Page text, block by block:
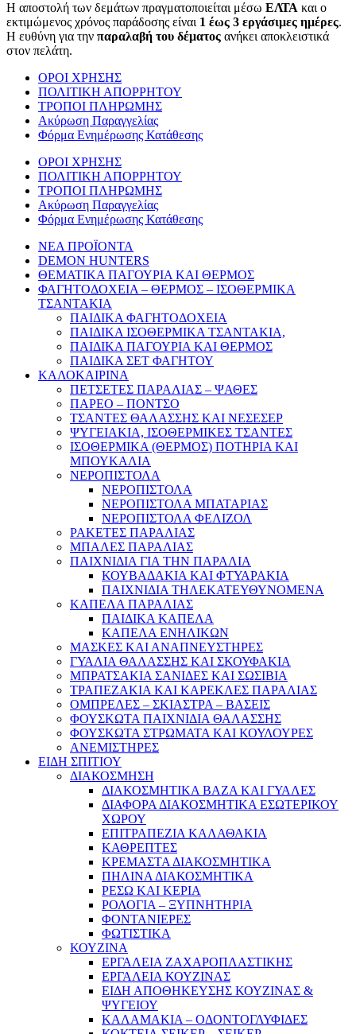
Η αποστολή των δεμάτων πραγματοποιείται μέσω ΕΛΤΑ και ο
εκτιμώμενος χρόνος παράδοσης είναι 1 έως 3 εργάσιμες ημέρες.
Η ευθύνη για την παραλαβή του δέματος ανήκει αποκλειστικά
στον πελάτη.
ΟΡΟΙ ΧΡΗΣΗΣ
ΠΟΛΙΤΙΚΗ ΑΠΟΡΡΗΤΟΥ
ΤΡΟΠΟΙ ΠΛΗΡΩΜΗΣ
Ακύρωση Παραγγελίας
Φόρμα Ενημέρωσης Κατάθεσης
ΟΡΟΙ ΧΡΗΣΗΣ
ΠΟΛΙΤΙΚΗ ΑΠΟΡΡΗΤΟΥ
ΤΡΟΠΟΙ ΠΛΗΡΩΜΗΣ
Ακύρωση Παραγγελίας
Φόρμα Ενημέρωσης Κατάθεσης
ΝΕΑ ΠΡΟΪΟΝΤΑ
DEMON HUNTERS
ΘΕΜΑΤΙΚΑ ΠΑΓΟΥΡΙΑ ΚΑΙ ΘΕΡΜΟΣ
ΦΑΓΗΤΟΔΟΧΕΙΑ – ΘΕΡΜΟΣ – ΙΣΟΘΕΡΜΙΚΑ
ΤΣΑΝΤΑΚΙΑ
ΠΑΙΔΙΚΑ ΦΑΓΗΤΟΔΟΧΕΙΑ
ΠΑΙΔΙΚΑ ΙΣΟΘΕΡΜΙΚΑ ΤΣΑΝΤΑΚΙΑ,
ΠΑΙΔΙΚΑ ΠΑΓΟΥΡΙΑ ΚΑΙ ΘΕΡΜΟΣ
ΠΑΙΔΙΚΑ ΣΕΤ ΦΑΓΗΤΟΥ
ΚΑΛΟΚΑΙΡΙΝΑ
ΠΕΤΣΕΤΕΣ ΠΑΡΑΛΙΑΣ – ΨΑΘΕΣ
ΠΑΡΕΟ – ΠΟΝΤΣΟ
ΤΣΑΝΤΕΣ ΘΑΛΑΣΣΗΣ ΚΑΙ ΝΕΣΕΣΕΡ
ΨΥΓΕΙΑΚΙΑ, ΙΣΟΘΕΡΜΙΚΕΣ ΤΣΑΝΤΕΣ
ΙΣΟΘΕΡΜΙΚΑ (ΘΕΡΜΟΣ) ΠΟΤΗΡΙΑ ΚΑΙ
ΜΠΟΥΚΑΛΙΑ
ΝΕΡΟΠΙΣΤΟΛΑ
ΝΕΡΟΠΙΣΤΟΛΑ
ΝΕΡΟΠΙΣΤΟΛΑ ΜΠΑΤΑΡΙΑΣ
ΝΕΡΟΠΙΣΤΟΛΑ ΦΕΛΙΖΟΛ
ΡΑΚΕΤΕΣ ΠΑΡΑΛΙΑΣ
ΜΠΑΛΕΣ ΠΑΡΑΛΙΑΣ
ΠΑΙΧΝΙΔΙΑ ΓΙΑ ΤΗΝ ΠΑΡΑΛΙΑ
ΚΟΥΒΑΔΑΚΙΑ ΚΑΙ ΦΤΥΑΡΑΚΙΑ
ΠΑΙΧΝΙΔΙΑ ΤΗΛΕΚΑΤΕΥΘΥΝΟΜΕΝΑ
ΚΑΠΕΛΑ ΠΑΡΑΛΙΑΣ
ΠΑΙΔΙΚΑ ΚΑΠΕΛΑ
ΚΑΠΕΛΑ ΕΝΗΛΙΚΩΝ
ΜΑΣΚΕΣ ΚΑΙ ΑΝΑΠΝΕΥΣΤΗΡΕΣ
ΓΥΑΛΙΑ ΘΑΛΑΣΣΗΣ ΚΑΙ ΣΚΟΥΦΑΚΙΑ
ΜΠΡΑΤΣΑΚΙΑ ΣΑΝΙΔΕΣ ΚΑΙ ΣΩΣΙΒΙΑ
ΤΡΑΠΕΖΑΚΙΑ ΚΑΙ ΚΑΡΕΚΛΕΣ ΠΑΡΑΛΙΑΣ
ΟΜΠΡΕΛΕΣ – ΣΚΙΑΣΤΡΑ – ΒΑΣΕΙΣ
ΦΟΥΣΚΩΤΑ ΠΑΙΧΝΙΔΙΑ ΘΑΛΑΣΣΗΣ
ΦΟΥΣΚΩΤΑ ΣΤΡΩΜΑΤΑ ΚΑΙ ΚΟΥΛΟΥΡΕΣ
ΑΝΕΜΙΣΤΗΡΕΣ
ΕΙΔΗ ΣΠΙΤΙΟΥ
ΔΙΑΚΟΣΜΗΣΗ
ΔΙΑΚΟΣΜΗΤΙΚΑ ΒΑΖΑ ΚΑΙ ΓΥΑΛΕΣ
ΔΙΑΦΟΡΑ ΔΙΑΚΟΣΜΗΤΙΚΑ ΕΣΩΤΕΡΙΚΟΥ
ΧΩΡΟΥ
ΕΠΙΤΡΑΠΕΖΙΑ ΚΑΛΑΘΑΚΙΑ
ΚΑΘΡΕΠΤΕΣ
ΚΡΕΜΑΣΤΑ ΔΙΑΚΟΣΜΗΤΙΚΑ
ΠΗΛΙΝΑ ΔΙΑΚΟΣΜΗΤΙΚΑ
ΡΕΣΩ ΚΑΙ ΚΕΡΙΑ
ΡΟΛΟΓΙΑ – ΞΥΠΝΗΤΗΡΙΑ
ΦΟΝΤΑΝΙΕΡΕΣ
ΦΩΤΙΣΤΙΚΑ
ΚΟΥΖΙΝΑ
ΕΡΓΑΛΕΙΑ ΖΑΧΑΡΟΠΛΑΣΤΙΚΗΣ
ΕΡΓΑΛΕΙΑ ΚΟΥΖΙΝΑΣ
ΕΙΔΗ ΑΠΟΘΗΚΕΥΣΗΣ ΚΟΥΖΙΝΑΣ &
ΨΥΓΕΙΟΥ
ΚΑΛΑΜΑΚΙΑ – ΟΔΟΝΤΟΓΛΥΦΙΔΕΣ